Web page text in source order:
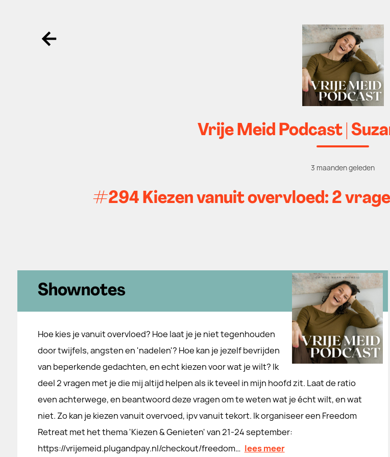
Ga terug
Vrije Meid Podcast |
3 maanden geleden
#294 Kiezen vanuit overvloed: 2
Shownotes
Hoe kies je vanuit overvloed? Hoe laat je je niet tegenhouden
door twijfels, angsten en 'nadelen'? Hoe kan je jezelf bevrijden
van beperkende gedachten, en echt kiezen voor wat je wilt? Ik
deel 2 vragen met je die mij altijd helpen als ik teveel in mijn hoofd zit. Laat de ratio
even achterwege, en beantwoord deze vragen om te weten wat je écht wilt, en wat
niet. Zo kan je kiezen vanuit overvoed, ipv vanuit tekort. Ik organiseer een Freedom
Retreat met het thema 'Kiezen & Genieten' van 21-24 september:
https://vrijemeid.plugandpay.nl/checkout/freedom… lees meer